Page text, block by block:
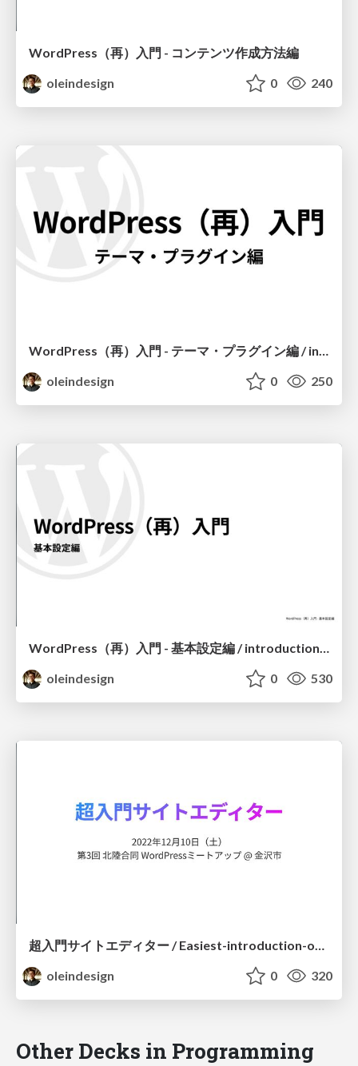
WordPress（再）入門 - コンテンツ作成方法編
oleindesign
0 240
oleindesign
0 250
WordPress（再）入門 - 基本設定編 / introduction-to-wordpress-again-basic-settings
oleindesign
0 530
超入門サイトエディター / Easiest-introduction-of-Site-Editor
oleindesign
0 320
Other Decks in Programming